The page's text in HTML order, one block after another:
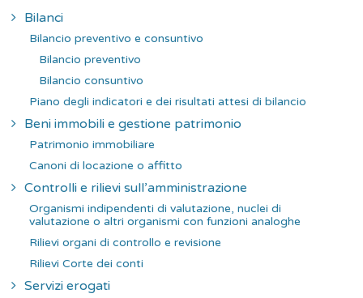
Bilanci
Bilancio preventivo e consuntivo
Bilancio preventivo
Bilancio consuntivo
Piano degli indicatori e dei risultati attesi di bilancio
Beni immobili e gestione patrimonio
Patrimonio immobiliare
Canoni di locazione o affitto
Controlli e rilievi sull’amministrazione
Organismi indipendenti di valutazione, nuclei di
valutazione o altri organismi con funzioni analoghe
Rilievi organi di controllo e revisione
Rilievi Corte dei conti
Servizi erogati